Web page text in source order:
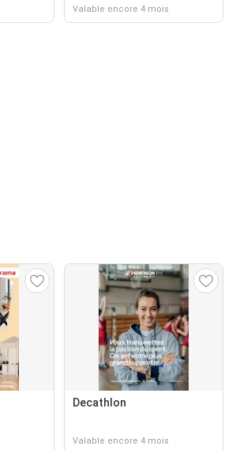
Valable encore 4 mois
Decathlon
Valable encore 4 mois